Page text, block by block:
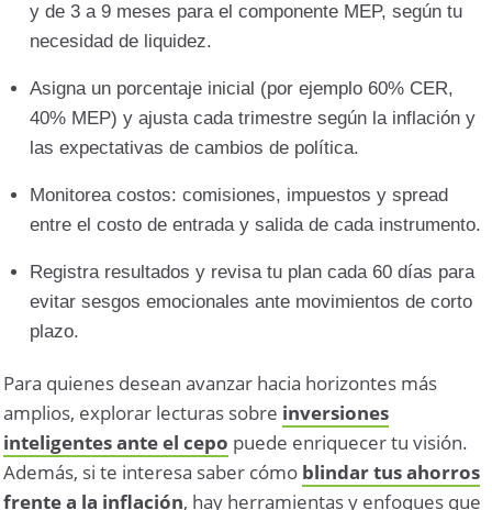
y de 3 a 9 meses para el componente MEP, según tu
necesidad de liquidez.
Asigna un porcentaje inicial (por ejemplo 60% CER,
40% MEP) y ajusta cada trimestre según la inflación y
las expectativas de cambios de política.
Monitorea costos: comisiones, impuestos y spread
entre el costo de entrada y salida de cada instrumento.
Registra resultados y revisa tu plan cada 60 días para
evitar sesgos emocionales ante movimientos de corto
plazo.
Para quienes desean avanzar hacia horizontes más
amplios, explorar lecturas sobre inversiones
inteligentes ante el cepo puede enriquecer tu visión.
Además, si te interesa saber cómo blindar tus ahorros
frente a la inflación, hay herramientas y enfoques que